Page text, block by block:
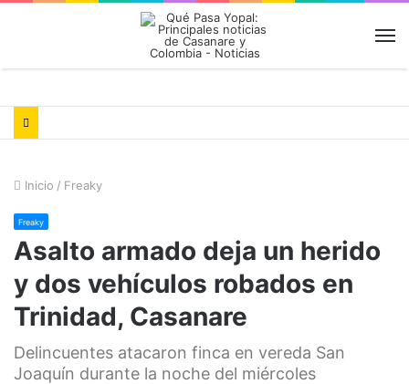
Inicio / Freaky
Freaky
Asalto armado deja un herido
y dos vehículos robados en
Trinidad, Casanare
Delincuentes atacaron finca en vereda San
Joaquín durante la noche del miércoles